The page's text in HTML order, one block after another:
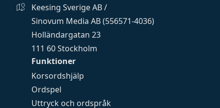
Funktioner
Korsordshjälp
Ordspel
Uttryck och ordspråk
Keesing Sverige AB /
Sinovum Media AB (556571-4036)
Holländargatan 23
111 60 Stockholm